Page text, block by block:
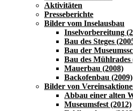
Aktivitäten
Presseberichte
Bilder vom Inselausbau
Inselvorbereitung
Bau des Steges
Bau der
Bau des Mühlrades
Mauerbau (2008)
Backofenbau (2009)
Bilder von
Abbau einer alten
Museumsfest (2012)